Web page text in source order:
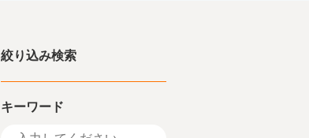
絞り込み検索
キーワード